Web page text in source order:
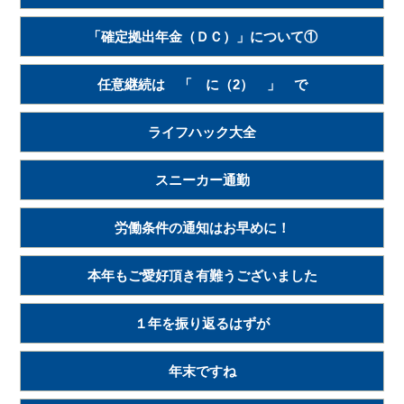
「確定拠出年金（ＤＣ）」について①
任意継続は 「 に（2） 」 で
ライフハック大全
スニーカー通勤
労働条件の通知はお早めに！
本年もご愛好頂き有難うございました
１年を振り返るはずが
年末ですね